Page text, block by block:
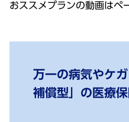
おススメプランの動画はペ
万一の病気やケ
補償型」の医療保